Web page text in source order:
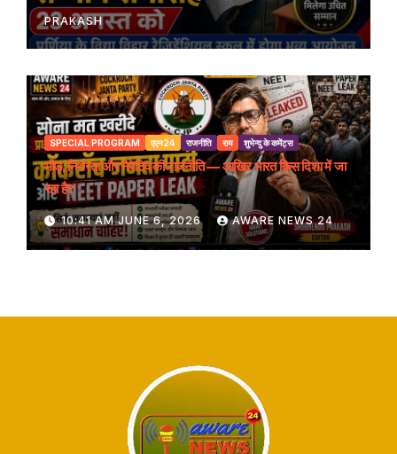
PRAKASH
SPECIAL PROGRAM एएन24 राजनीति राय शुभेन्दु के कमेंट्स
भीड़, निर्भरता और नैरेटिव की राजनीति — आखिर भारत किस दिशा में जा
रहा है?
10:41 AM JUNE 6, 2026 AWARE NEWS 24